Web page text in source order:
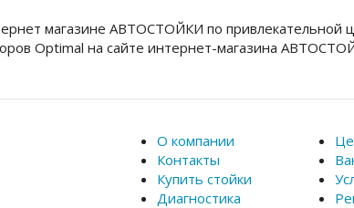
магазине АВТОСТОЙКИ по привлекательной
Optimal на сайте интернет-магазина
О компании
Контакты
Купить стойки
Диагностика